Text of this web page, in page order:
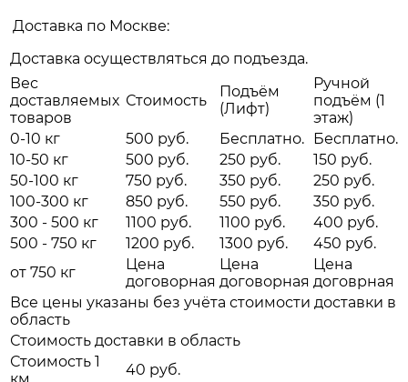
Доставка по Москве:
Доставка осуществляться до подъезда.
Вес
доставляемых
товаров
Стоимость
Подъём
(Лифт)
Ручной
подъём (1
этаж)
0-10 кг
500 руб. Бесплатно.
Бесплатно.
10-50 кг
500 руб. 250 руб.
150 руб.
50-100 кг
750 руб. 350 руб.
250 руб.
100-300 кг
850 руб. 550 руб.
350 руб.
300 - 500 кг
1100 руб. 1100 руб.
400 руб.
500 - 750 кг
1200 руб. 1300 руб.
450 руб.
от 750 кг
Цена
договорная
Цена
договорная
Цена
договрная
Все цены указаны без учёта стоимости доставки в
область
Стоимость доставки в область
Стоимость 1
40 руб.